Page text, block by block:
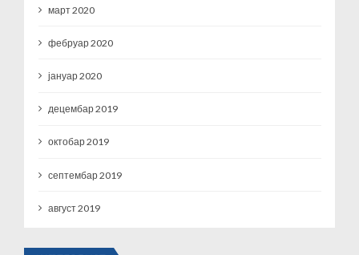
март 2020
фебруар 2020
јануар 2020
децембар 2019
октобар 2019
септембар 2019
август 2019